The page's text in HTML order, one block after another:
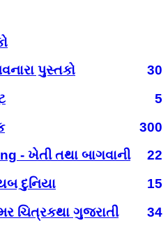
પુસ્તકો
30
5
300
- ખેતી તથા બાગવાની
22
દુનિયા
15
ચિત્રકથા ગુજરાતી
34